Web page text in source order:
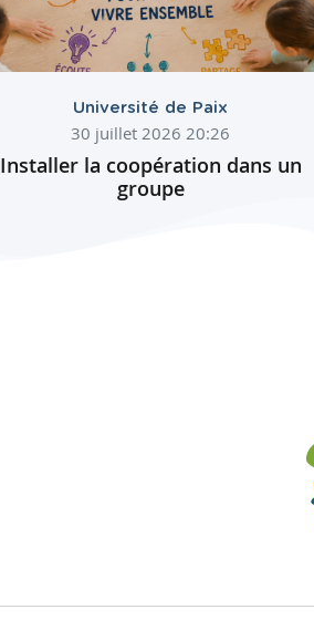
Université de Paix
30 juillet 2026 20:26
Installer la coopération dans un
groupe